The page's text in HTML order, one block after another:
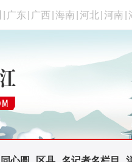
广东 广西 海南 河北 河南